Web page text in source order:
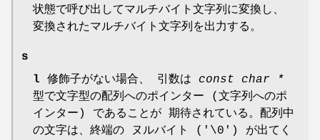
状態で呼び出してマルチバイト文字列に変換し、
変換されたマルチバイト文字列を出力する。
s
l 修飾子がない場合、 引数は const char *
型で文字型の配列へのポインター (文字列へのポ
インター) であることが 期待されている。配列中
の文字は、終端の ヌルバイト ('\0') が出てく